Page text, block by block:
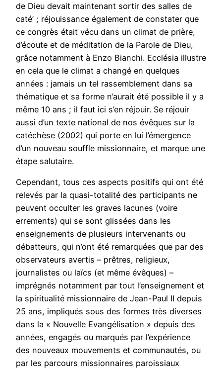
de Dieu devait maintenant sortir des salles de
caté’ ; réjouissance également de constater que
ce congrès était vécu dans un climat de prière,
d’écoute et de méditation de la Parole de Dieu,
grâce notamment à Enzo Bianchi. Ecclésia illustre
en cela que le climat a changé en quelques
années : jamais un tel rassemblement dans sa
thématique et sa forme n’aurait été possible il y a
même 10 ans ; il faut ici s’en réjouir. Se réjouir
aussi d’un texte national de nos évêques sur la
catéchèse (2002) qui porte en lui l’émergence
d’un nouveau souffle missionnaire, et marque une
étape salutaire.
Cependant, tous ces aspects positifs qui ont été
relevés par la quasi-totalité des participants ne
peuvent occulter les graves lacunes (voire
errements) qui se sont glissées dans les
enseignements de plusieurs intervenants ou
débatteurs, qui n’ont été remarquées que par des
observateurs avertis – prêtres, religieux,
journalistes ou laïcs (et même évêques) –
imprégnés notamment par tout l’enseignement et
la spiritualité missionnaire de Jean-Paul II depuis
25 ans, impliqués sous des formes très diverses
dans la « Nouvelle Evangélisation » depuis des
années, engagés ou marqués par l’expérience
des nouveaux mouvements et communautés, ou
par les parcours missionnaires paroissiaux